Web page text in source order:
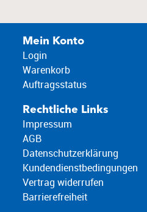
Mein Konto
Login
Warenkorb
Auftragsstatus
Rechtliche Links
Impressum
AGB
Datenschutzerklärung
Kundendienstbedingungen
Vertrag widerrufen
Barrierefreiheit